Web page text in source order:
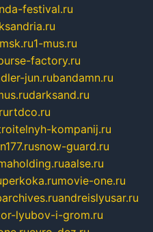
festival.ru
1-mus.ru
factory.ru
jun.rubandamn.ru
darksand.ru
rtdco.ru
kompanij.ru
snow-guard.ru
aalse.ru
perkoka.rumovie-one.ru
andreislyusar.ru
lyubov-i-grom.ru